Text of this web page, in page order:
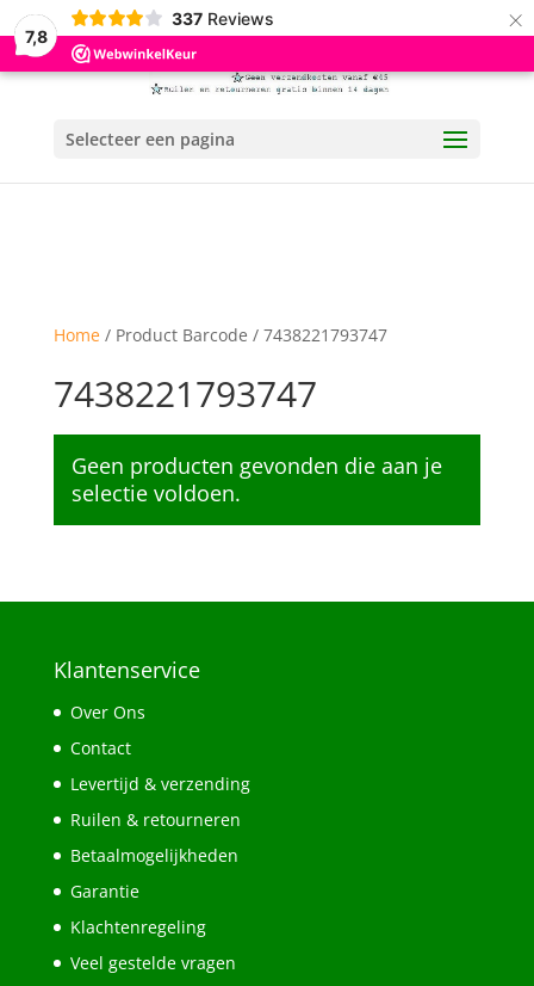
7,8
337 Reviews ×
Selecteer een pagina
Home/ Product Barcode / 7438221793747
7438221793747
Geen producten gevonden die aan je
selectie voldoen.
Klantenservice
Over Ons
Contact
Levertijd & verzending
Ruilen & retourneren
Betaalmogelijkheden
Garantie
Klachtenregeling
Veel gestelde vragen